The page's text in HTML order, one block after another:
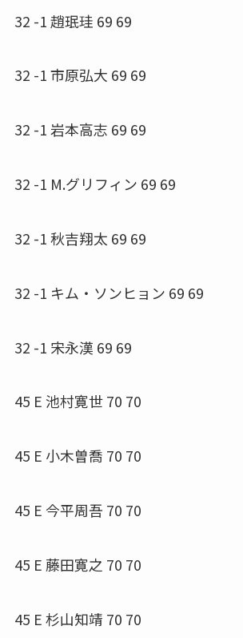
32 -1 趙珉珪 69 69
32 -1 市原弘大 69 69
32 -1 岩本高志 69 69
32 -1 M.グリフィン 69 69
32 -1 秋吉翔太 69 69
32 -1 キム・ソンヒョン 69 69
32 -1 宋永漢 69 69
45 E 池村寛世 70 70
45 E 小木曽喬 70 70
45 E 今平周吾 70 70
45 E 藤田寛之 70 70
45 E 杉山知靖 70 70